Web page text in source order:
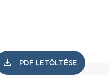
PDF LETÖLTÉSE